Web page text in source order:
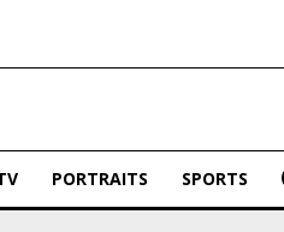
PORTRAITS SPORTS